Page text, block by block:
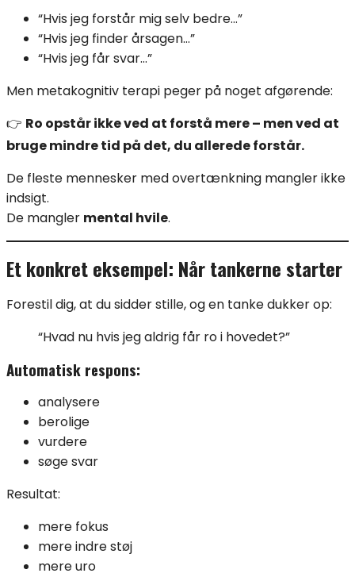
“Hvis jeg forstår mig selv bedre…”
“Hvis jeg finder årsagen…”
“Hvis jeg får svar…”
Men metakognitiv terapi peger på noget afgørende:
👉 Ro opstår ikke ved at forstå mere – men ved at
bruge mindre tid på det, du allerede forstår.
De fleste mennesker med overtænkning mangler ikke
indsigt.
De mangler mental hvile.
Et konkret eksempel: Når tankerne starter
Forestil dig, at du sidder stille, og en tanke dukker op:
“Hvad nu hvis jeg aldrig får ro i hovedet?”
Automatisk respons:
analysere
berolige
vurdere
søge svar
Resultat:
mere fokus
mere indre støj
mere uro